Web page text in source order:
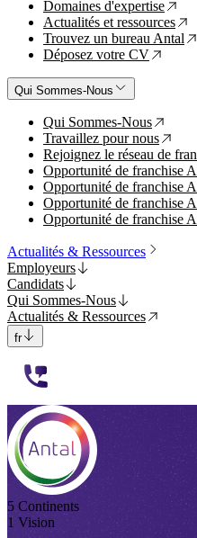
Domaines d'expertise ↗
Actualités et ressources ↗
Trouvez un bureau Antal ↗
Déposez votre CV ↗
Qui Sommes-Nous
Qui Sommes-Nous ↗
Travaillez pour nous ↗
Rejoignez le réseau de
Opportunité de franchise
Opportunité de franchise
Opportunité de franchise
Opportunité de franchise
Actualités & Ressources
Employeurs
Candidats
Qui Sommes-Nous
Actualités & Ressources
fr
5 Continents
1 Vision